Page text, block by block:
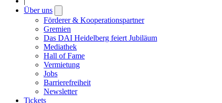
Über uns
submenu
Förderer & Kooperationspartner
Gremien
Das DAI Heidelberg feiert Jubiläum
Mediathek
Hall of Fame
Vermietung
Jobs
Barrierefreiheit
Newsletter
Tickets